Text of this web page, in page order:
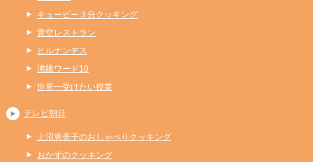
キューピー３分クッキング
青空レストラン
ヒルナンデス
沸騰ワード10
世界一受けたい授業
テレビ朝日
上沼恵美子のおしゃべりクッキング
おかずのクッキング